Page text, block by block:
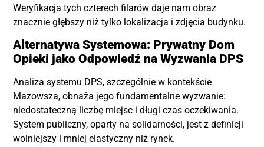
Weryfikacja tych czterech filarów daje nam obraz
znacznie głębszy niż tylko lokalizacja i zdjęcia budynku.
Alternatywa Systemowa: Prywatny Dom
Opieki jako Odpowiedź na Wyzwania DPS
Analiza systemu DPS, szczególnie w kontekście
Mazowsza, obnaża jego fundamentalne wyzwanie:
niedostateczną liczbę miejsc i długi czas oczekiwania.
System publiczny, oparty na solidarności, jest z definicji
wolniejszy i mniej elastyczny niż rynek.